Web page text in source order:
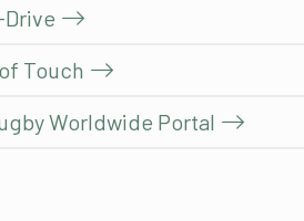
Touch
Worldwide Portal